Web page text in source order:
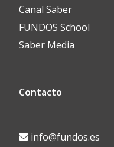
Canal Saber
FUNDOS School
Saber Media
Contacto
info@fundos.es